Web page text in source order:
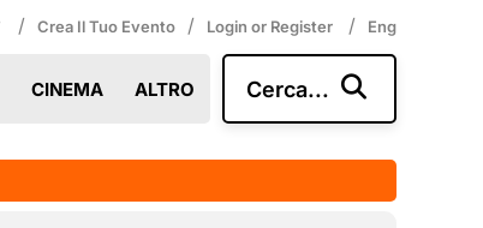
/ Crea Il Tuo Evento / Login or Register / Eng
CINEMA ALTRO Cerca...